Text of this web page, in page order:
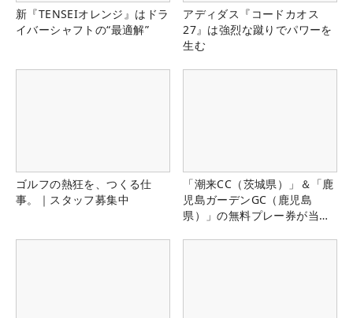
新『TENSEIオレンジ』はドラ
イバーシャフトの“最適解”
アディダス『コードカオス
27』は強烈な蹴りでパワーを
生む
ゴルフの熱狂を、つくる仕
事。｜スタッフ募集中
「潮来CC（茨城県）」＆「鹿
児島ガーデンGC（鹿児島
県）」の無料プレー券が当た